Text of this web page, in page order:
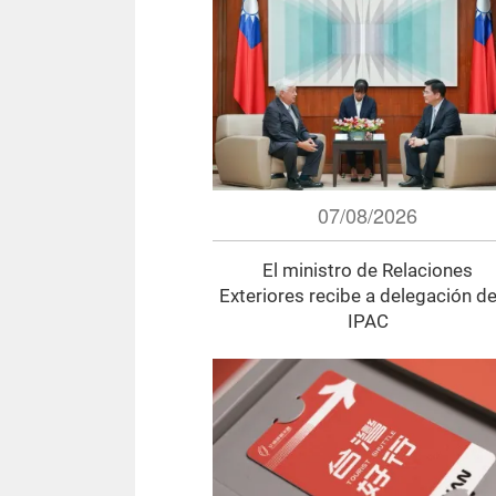
07/08/2026
El ministro de Relaciones
Exteriores recibe a delegación
IPAC